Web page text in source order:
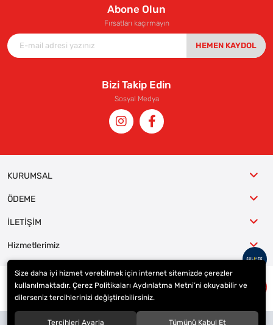
Abone Olun
Fırsatları kaçırmayın
HEMEN KAYDOL
Bizi Takip Edin
Sosyal Medya
KURUMSAL
ÖDEME
İLETİŞİM
Hizmetlerimiz
© 2023ER-LAS Oto Jant ve Lastik - Yunus ULAŞ
Site tasarımı tarafımızdan yapılmıştır.
Size daha iyi hizmet verebilmek için internet sitemizde çerezler
kullanılmaktadır. Çerez Politikaları Aydınlatma Metni’ni okuyabilir ve
dilerseniz tercihlerinizi değiştirebilirsiniz.
Tercihleri Ayarla Tümünü Kabul Et